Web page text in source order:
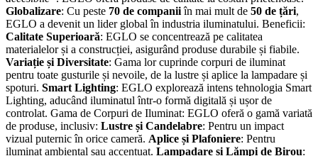
Globalizare: Cu peste 70 de companiiîn mai mult de 50 de țări,
EGLO a devenit un lider global în industria iluminatului. Beneficii:
Calitate Superioară: EGLO se concentrează pe calitatea
materialelor și a construcției, asigurând produse durabile și fiabile.
Variație și Diversitate: Gama lor cuprinde corpuri de iluminat
pentru toate gusturile și nevoile, de la lustre și aplice la lampadare și
spoturi. Smart Lighting: EGLO explorează intens tehnologia Smart
Lighting, aducând iluminatul într-o formă digitală și ușor de
controlat. Gama de Corpuri de Iluminat: EGLO oferă o gamă variată
de produse, inclusiv: Lustre și Candelabre: Pentru un impact
vizual puternic în orice cameră. Aplice și Plafoniere: Pentru
iluminat ambiental sau accentuat. Lampadare și Lămpi de Birou: